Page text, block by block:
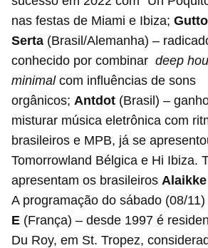
nas festas de Miami e Ibiza; Gutto
Serta (Brasil/Alemanha) –
conhecido por combinar deep
minimalcom influências de sons
orgânicos; Antdot (Brasil) –
misturar música eletrônica com
brasileiros e MPB, já se
Tomorrowland Bélgica e Hi Ibiza.
apresentam os brasileiros Alaikke
A programação do sábado (08/
E (França) – desde 1997 é
Du Roy, em St. Tropez,